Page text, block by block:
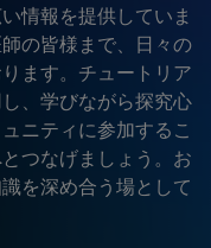
情報を提供していま
の皆様まで、日々の
ます。チュートリア
、学びながら探究心
ニティに参加するこ
つなげましょう。お
を深め合う場として